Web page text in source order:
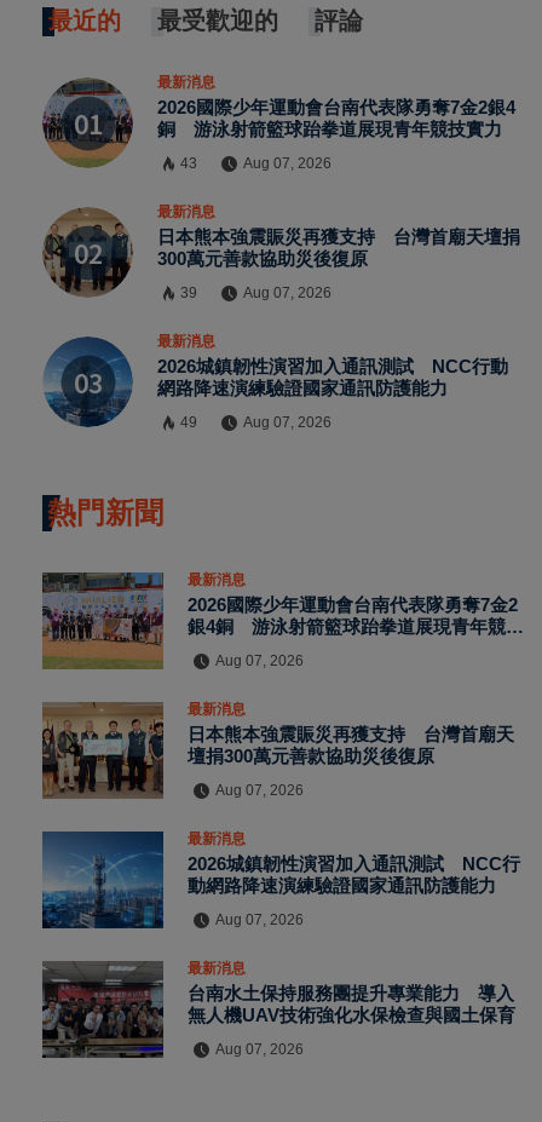
最近的 最受歡迎的 評論
最新消息
2026國際少年運動會台南代表隊勇奪7金2銀4
銅 游泳射箭籃球跆拳道展現青年競技實力
43 Aug 07, 2026
最新消息
日本熊本強震賑災再獲支持 台灣首廟天壇捐
300萬元善款協助災後復原
39 Aug 07, 2026
最新消息
2026城鎮韌性演習加入通訊測試 NCC行動
網路降速演練驗證國家通訊防護能力
49 Aug 07, 2026
熱門新聞
最新消息
2026國際少年運動會台南代表隊勇奪7金2
銀4銅 游泳射箭籃球跆拳道展現青年競技
Aug 07, 2026
最新消息
日本熊本強震賑災再獲支持 台灣首廟天
壇捐300萬元善款協助災後復原
Aug 07, 2026
最新消息
2026城鎮韌性演習加入通訊測試 NCC行
動網路降速演練驗證國家通訊防護能力
Aug 07, 2026
最新消息
台南水土保持服務團提升專業能力 導入
無人機UAV技術強化水保檢查與國土保育
Aug 07, 2026